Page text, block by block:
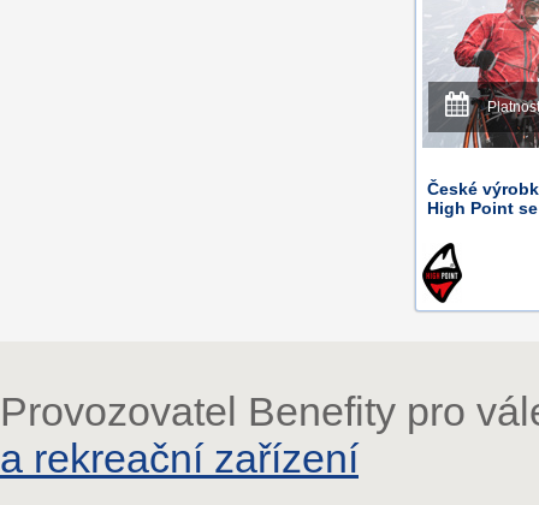
České
High Point
Provozovatel Benefity pro
a rekreační zařízení